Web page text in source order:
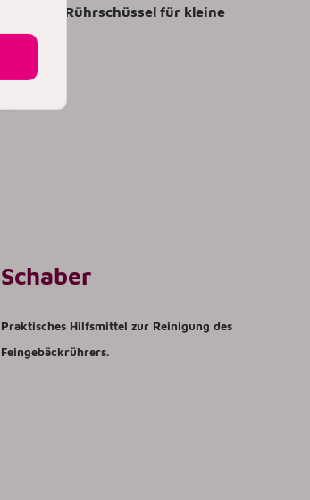
2,8 Liter Rührschüssel für kleine
Mengen.
Schaber
Praktisches Hilfsmittel zur Reinigung des
Feingebäckrührers.